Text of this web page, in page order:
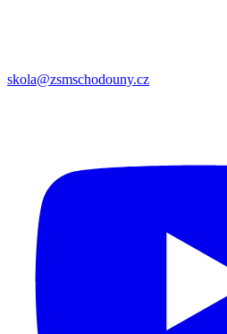
skola@zsmschodouny.cz